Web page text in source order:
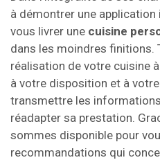
à démontrer une
vous livrer une cuisine
dans les moindres finitions.
réalisation de votre cuisine
à votre disposition et à
transmettre les
réadapter sa prestation.
sommes disponible pour
recommandations qui